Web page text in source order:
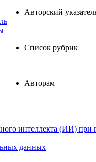
Авторский
Список рубрик
Авторам
интеллекта (ИИ) при
данных